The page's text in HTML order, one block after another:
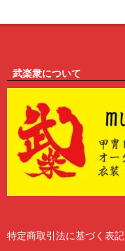
武楽衆について
特定商取引法に基づく表記